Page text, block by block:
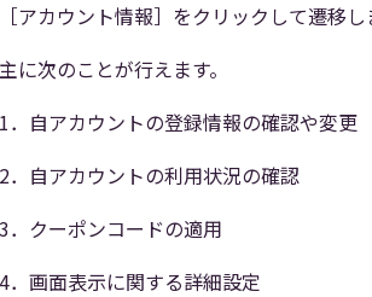
［アカウント情報］をクリックして遷移し
主に次のことが行えます。
1．自アカウントの登録情報の確認や変更
2．自アカウントの利用状況の確認
3．クーポンコードの適用
4．画面表示に関する詳細設定